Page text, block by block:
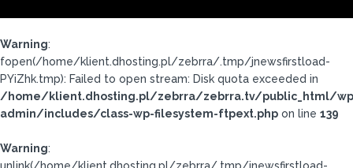
Warning:
fopen(/home/klient.dhosting.pl/zebrra/.tmp/jnewsfirstload-
PYiZhk.tmp): Failed to open stream: Disk quota exceeded in
/home/klient.dhosting.pl/zebrra/zebrra.tv/public_html/
admin/includes/class-wp-filesystem-ftpext.php on line 139
Warning: